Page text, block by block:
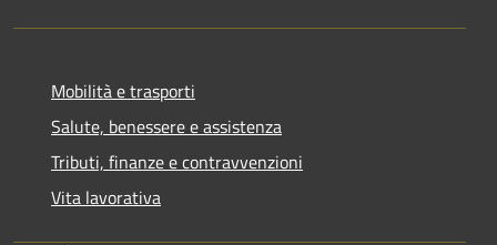
Mobilità e trasporti
Salute, benessere e assistenza
Tributi, finanze e contravvenzioni
Vita lavorativa